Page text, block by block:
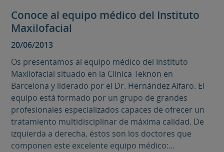
Conoce al equipo médico del Instituto
Maxilofacial
20/06/2013
Os presentamos al equipo médico del Instituto
Maxilofacial situado en la Clínica Teknon en
Barcelona y liderado por el Dr. Hernández Alfaro. El
equipo está formado por un grupo de grandes
profesionales especializados capaces de ofrecer un
tratamiento multidisciplinar de máxima calidad. De
izquierda a derecha, éstos son los doctores que
componen este excelente equipo médico:...